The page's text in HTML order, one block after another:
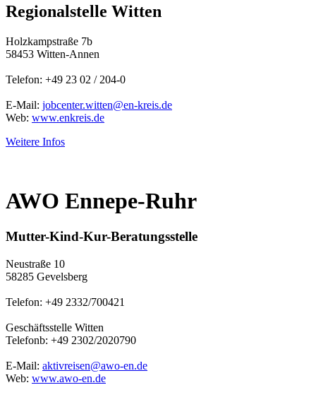
Regionalstelle Witten
Holzkampstraße 7b
58453 Witten-Annen
Telefon: +49 23 02 / 204-0
E-Mail: jobcenter.witten@en-kreis.de
Web: www.enkreis.de
Weitere Infos
AWO Ennepe-Ruhr
Mutter-Kind-Kur-Beratungsstelle
Neustraße 10
58285 Gevelsberg
Telefon: +49 2332/700421
Geschäftsstelle Witten
Telefonb: +49 2302/2020790
E-Mail: aktivreisen@awo-en.de
Web: www.awo-en.de